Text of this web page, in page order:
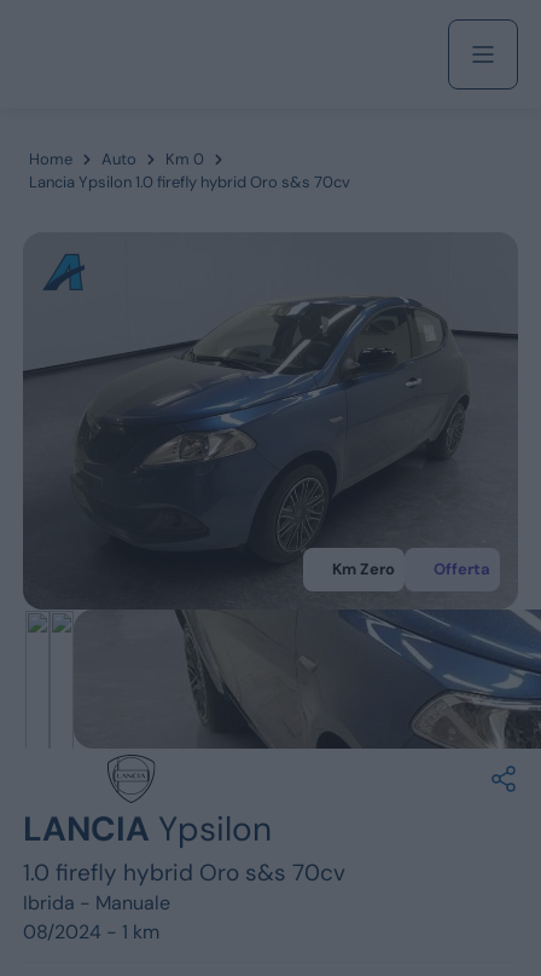
Servizi
Fiat
Jeep
Alfa Romeo
Vedi tutti i marchi
Home Auto
Km 0
Lancia Ypsilon 1.0 firefly hybrid Oro s&s 70cv
Km Zero Offerta
LANCIA Ypsilon
1.0 firefly hybrid Oro s&s 70cv
Ibrida - Manuale
08/2024 - 1 km